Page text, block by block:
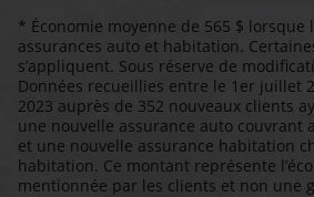
* Économie moyenne de 565 $ lorsque
assurances auto et habitation.
s’appliquent. Sous réserve de
Données recueillies entre le 1er juillet
2023 auprès de 352 nouveaux clients
une nouvelle assurance auto couvrant
et une nouvelle assurance habitation
habitation. Ce montant représente
mentionnée par les clients et non une